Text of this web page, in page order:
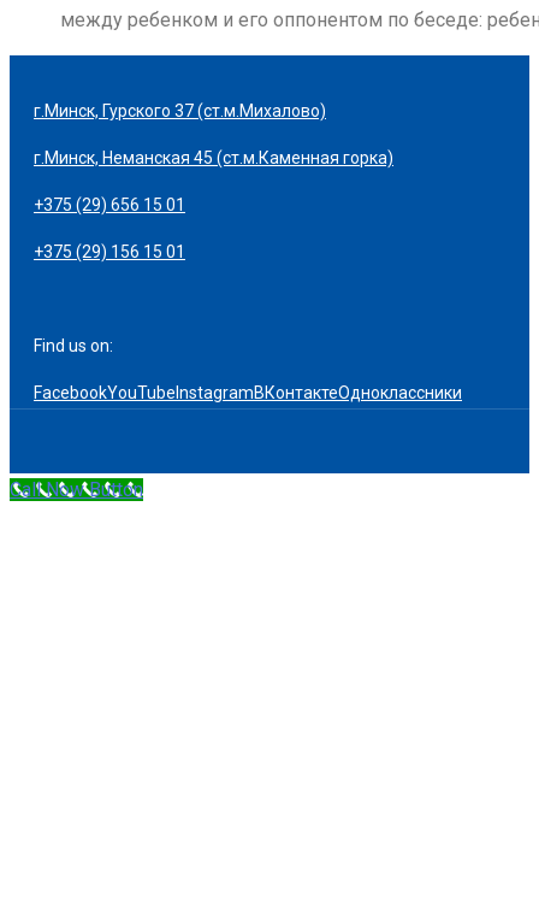
между ребенком и его оппонентом по беседе:
г.Минск, Гурского 37 (ст.м.Михалово)
г.Минск, Неманская 45 (ст.м.Каменная горка)
+375 (29) 656 15 01
+375 (29) 156 15 01
Find us on:
FacebookYouTube InstagramВКонтактеОдноклассники
Call Now Button